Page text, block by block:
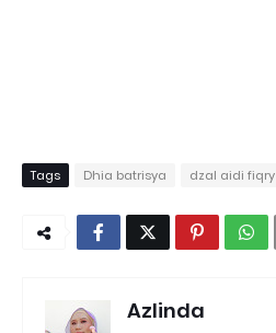
Tags Dhia batrisya dzal aidi fiqry
Azlinda